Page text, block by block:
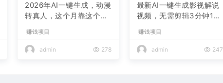
2026年AI一键生成，动漫
转真人，这个月靠这个AI
赚钱项目
admin 278
最新AI一键生成影视解说
视频，无需剪辑3分钟1
现日入2000+
赚钱项目
admin 247